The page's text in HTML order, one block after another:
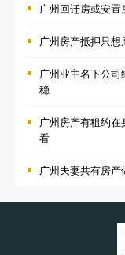
广州回迁房或安
广州房产抵押只
广州业主名下公
稳
广州房产有租约
看
广州夫妻共有房